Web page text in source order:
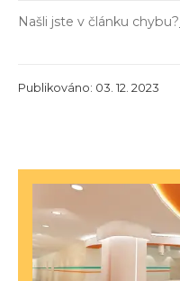
Našli jste v článku chybu?
Publikováno: 03. 12. 2023